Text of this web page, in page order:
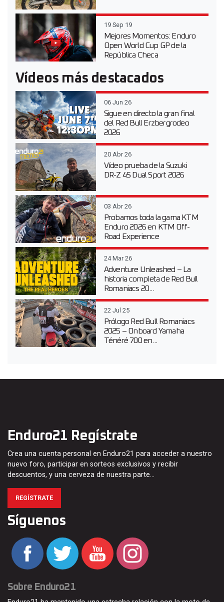
19 Sep 19
Mejores Momentos: Enduro
Open World Cup GP de la
República Checa
Vídeos más destacados
06 Jun 26
Sigue en directo la gran final
del Red Bull Erzbergrodeo
2026
20 Abr 26
Vídeo prueba de la Suzuki
DR-Z 4S Dual Sport 2026
03 Abr 26
Probamos toda la gama KTM
Enduro 2026 en KTM Off-
Road Experience
24 Mar 26
Adventure Unleashed – La
historia completa de Red Bull
Romaniacs 20...
22 Jul 25
Prólogo Red Bull Romaniacs
2025 – Onboard Yamaha
Ténéré 700 en...
Enduro21 Regístrate
Crea una cuenta personal en Enduro21 para acceder a nuestro
nuevo foro, participar en sorteos exclusivos y recibir
descuentos, y una cerveza de nuestra parte…
REGÍSTRATE
Síguenos
Sobre Enduro21